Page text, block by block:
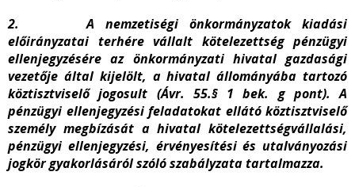
2. A nemzetiségi önkormányzatok kiadási
előirányzatai terhére vállalt kötelezettség pénzügyi
ellenjegyzésére az önkormányzati hivatal gazdasági
vezetője által kijelölt, a hivatal állományába tartozó
köztisztviselő jogosult (Ávr. 55.§ 1 bek. g pont). A
pénzügyi ellenjegyzési feladatokat ellátó köztisztviselő
személy megbízását a hivatal kötelezettségvállalási,
pénzügyi ellenjegyzési, érvényesítési és utalványozási
jogkör gyakorlásáról szóló szabályzata tartalmazza.